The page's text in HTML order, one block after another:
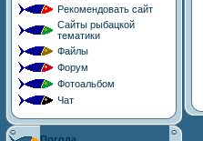
Рекомендовать сайт
Сайты рыбацкой
тематики
Файлы
Форум
Фотоальбом
Чат